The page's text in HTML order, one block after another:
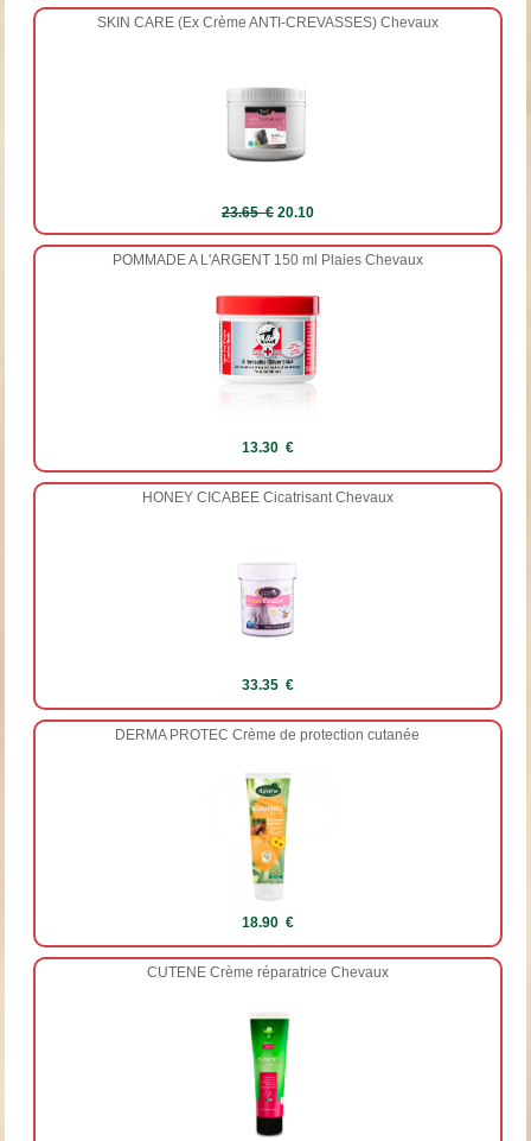
SKIN CARE (Ex Crème ANTI-CREVASSES) Chevaux
23.65 €20.10
POMMADE A L'ARGENT 150 ml Plaies Chevaux
13.30 €
HONEY CICABEE Cicatrisant Chevaux
33.35 €
DERMA PROTEC Crème de protection cutanée
18.90 €
CUTENE Crème réparatrice Chevaux